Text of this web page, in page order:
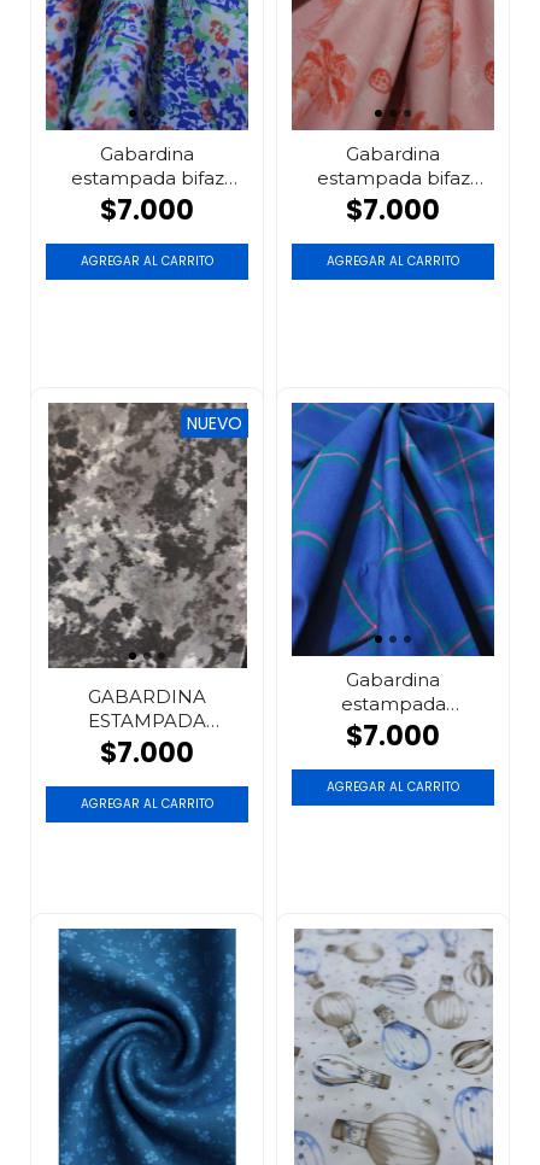
Gabardina
estampada bifaz
flores
$7.000
AGREGAR AL CARRITO
Gabardina
estampada bifaz
rosa
$7.000
AGREGAR AL CARRITO
NUEVO
GABARDINA
ESTAMPADA
CAMUFLADO
$7.000
Gabardina
estampada
escocesa
$7.000
AGREGAR AL CARRITO